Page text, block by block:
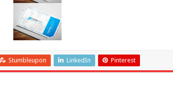
Stumbleupon LinkedIn Pinterest